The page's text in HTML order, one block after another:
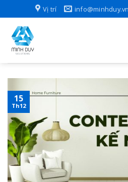
to
content
Vị trí info@minhduy.vn
15
Th12